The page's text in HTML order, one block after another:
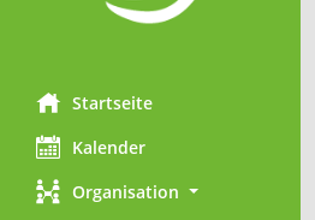
Startseite
Kalender
Organisation